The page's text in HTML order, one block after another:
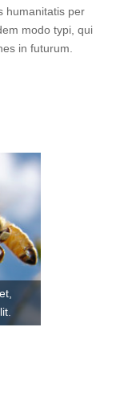
humanitatis per
modo typi, qui
in futurum.